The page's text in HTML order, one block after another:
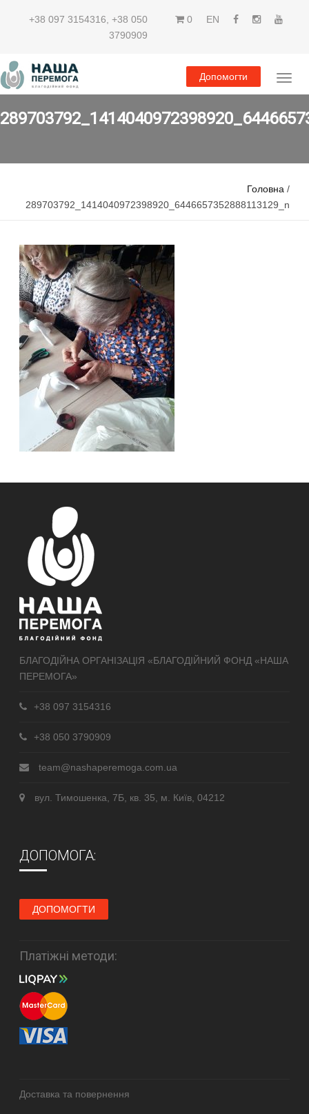
+38 097 3154316 +38 050
3790909
0 EN
Допомогти
Головна /
289703792_1414040972398920_6446657352888113129_n
БЛАГОДІЙНА ОРГАНІЗАЦІЯ «БЛАГОДІЙНИЙ ФОНД «НАША
ПЕРЕМОГА»
+38 097 3154316
+38 050 3790909
team@nashaperemoga.com.ua
вул. Тимошенка, 7Б, кв. 35, м. Київ, 04212
ДОПОМОГА:
ДОПОМОГТИ
Платіжні методи:
Доставка та повернення